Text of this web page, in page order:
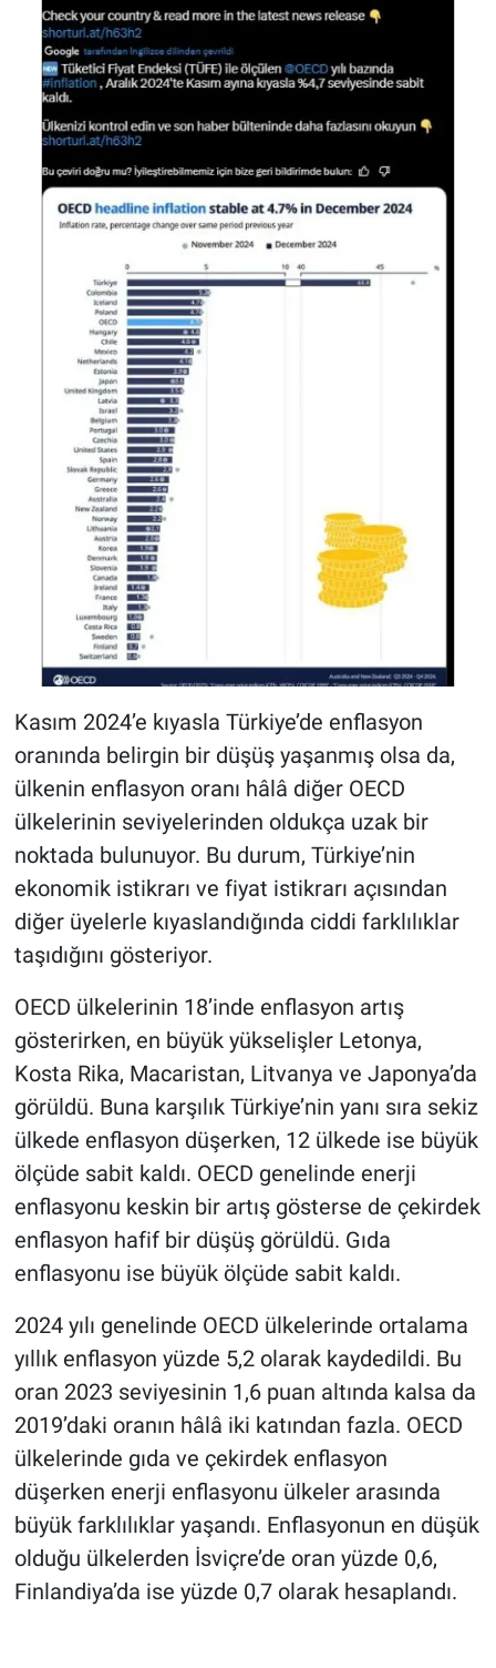
Kasım 2024’e kıyasla Türkiye’de enflasyon
oranında belirgin bir düşüş yaşanmış olsa da,
ülkenin enflasyon oranı hâlâ diğer OECD
ülkelerinin seviyelerinden oldukça uzak bir
noktada bulunuyor. Bu durum, Türkiye’nin
ekonomik istikrarı ve fiyat istikrarı açısından
diğer üyelerle kıyaslandığında ciddi farklılıklar
taşıdığını gösteriyor.
OECD ülkelerinin 18’inde enflasyon artış
gösterirken, en büyük yükselişler Letonya,
Kosta Rika, Macaristan, Litvanya ve Japonya’da
görüldü. Buna karşılık Türkiye’nin yanı sıra sekiz
ülkede enflasyon düşerken, 12 ülkede ise büyük
ölçüde sabit kaldı. OECD genelinde enerji
enflasyonu keskin bir artış gösterse de çekirdek
enflasyon hafif bir düşüş görüldü. Gıda
enflasyonu ise büyük ölçüde sabit kaldı.
2024 yılı genelinde OECD ülkelerinde ortalama
yıllık enflasyon yüzde 5,2 olarak kaydedildi. Bu
oran 2023 seviyesinin 1,6 puan altında kalsa da
2019’daki oranın hâlâ iki katından fazla. OECD
ülkelerinde gıda ve çekirdek enflasyon
düşerken enerji enflasyonu ülkeler arasında
büyük farklılıklar yaşandı. Enflasyonun en düşük
olduğu ülkelerden İsviçre’de oran yüzde 0,6,
Finlandiya’da ise yüzde 0,7 olarak hesaplandı.
Türkiye'nin Geleceği
Türkiye'nin Gündemi
Yerel Gündem
Yerel Yaşam